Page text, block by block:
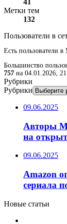
Метки тем
132
Пользователи в
Есть пользователи в
Большинство
757 на 04.01.2026,
Рубрики
Рубрики
09.06.2025
Авторы
на
09.06.2025
Amazon
сериала
Новые статьи